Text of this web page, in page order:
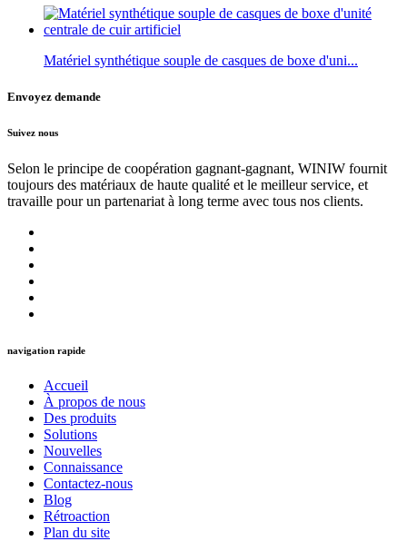
Matériel synthétique souple de casques de boxe d'uni...
Envoyez demande
Suivez nous
Selon le principe de coopération gagnant-gagnant, WINIW fournit
toujours des matériaux de haute qualité et le meilleur service, et
travaille pour un partenariat à long terme avec tous nos clients.
navigation rapide
Accueil
À propos de nous
Des produits
Solutions
Nouvelles
Connaissance
Contactez-nous
Blog
Rétroaction
Plan du site